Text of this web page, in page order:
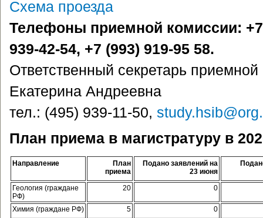
Схема проезда
Телефоны приемной комиссии: +7
939-42-54, +7 (993) 919-95 58.
Ответственный секретарь
Екатерина Андреевна
тел.: (495) 939-11-50,
План приема в магистратуру в
Направление
План
приема
Подано заявлений на
23 июня
Геология (граждане
РФ)
20 0
Химия (граждане РФ) 5
0